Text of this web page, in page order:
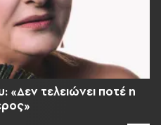
«Δεν τελειώνει ποτέ η